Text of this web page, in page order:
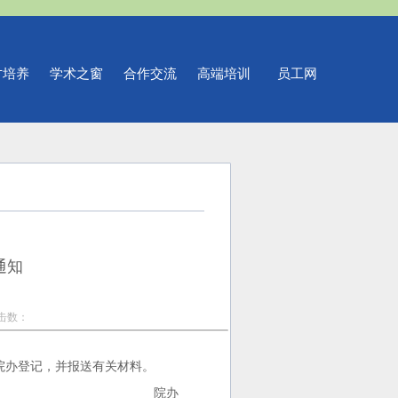
养 学术之窗 合作交流 高端培训 员工网
知
：
登记，并报送有关材料。